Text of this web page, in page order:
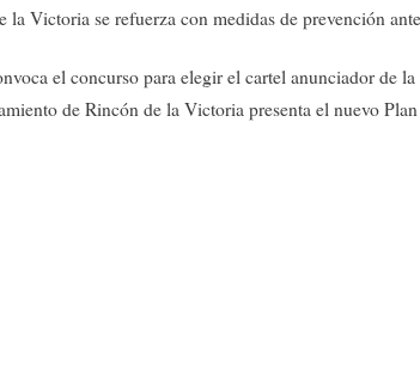
la Victoria se refuerza con medidas de prevención
el concurso para elegir el cartel anunciador de la
de Rincón de la Victoria presenta el nuevo